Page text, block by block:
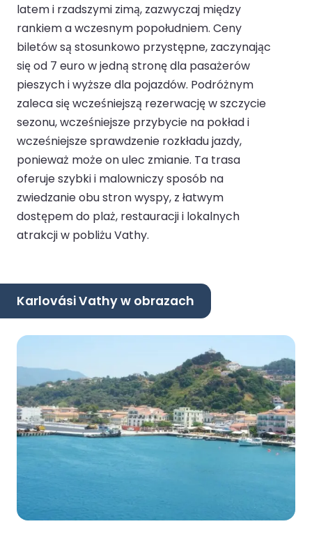
latem i rzadszymi zimą, zazwyczaj między
rankiem a wczesnym popołudniem. Ceny
biletów są stosunkowo przystępne, zaczynając
się od 7 euro w jedną stronę dla pasażerów
pieszych i wyższe dla pojazdów. Podróżnym
zaleca się wcześniejszą rezerwację w szczycie
sezonu, wcześniejsze przybycie na pokład i
wcześniejsze sprawdzenie rozkładu jazdy,
ponieważ może on ulec zmianie. Ta trasa
oferuje szybki i malowniczy sposób na
zwiedzanie obu stron wyspy, z łatwym
dostępem do plaż, restauracji i lokalnych
atrakcji w pobliżu Vathy.
Karlovási Vathy w obrazach